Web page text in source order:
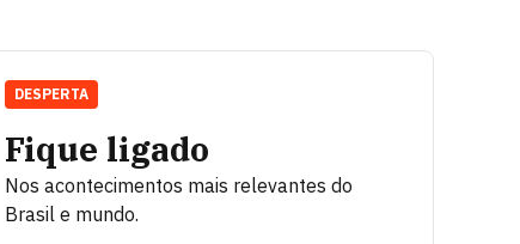
Fique ligado
Nos acontecimentos mais relevantes do
Brasil e mundo.
DESPERTA